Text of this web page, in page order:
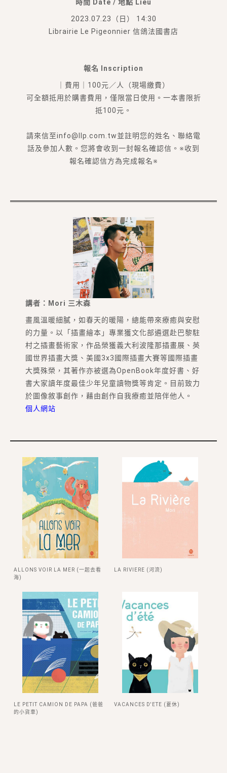
時間 Date / 地點 Lieu
2023.07.23（日） 14:30
Librairie Le Pigeonnier 信鴿法國書店
報名 Inscription
｜費用｜100元／人（現場繳費）
可全額抵用於購書費用，僅限當日使用。一本書限折
抵100元。
請來信至info@llp.com.tw並註明您的姓名、聯絡電
話及參加人數。您將會收到一封報名確認信。※收到
報名確認信方為完成報名※
講者：Mori 三木森
畫風溫暖細膩，如春天的暖陽，總能帶來療癒與安慰
的力量。以「插畫繪本」專業獲文化部遴選赴巴黎駐
村之插畫藝術家，作品榮獲義大利波隆那插畫展、英
國世界插畫大獎、美國3x3國際插畫大賽等國際插畫
大獎殊榮，其著作亦被選為OpenBook年度好書、好
書大家讀年度最佳少年兒童讀物獎等肯定。目前致力
於圖像敘事創作，藉由創作自我療癒並陪伴他人。
個人網站
ALLONS VOIR LA MER (一起去看
海)
LA RIVIERE (河流)
LE PETIT CAMION DE PAPA (爸爸
的小貨車)
VACANCES D'ETE (夏休)